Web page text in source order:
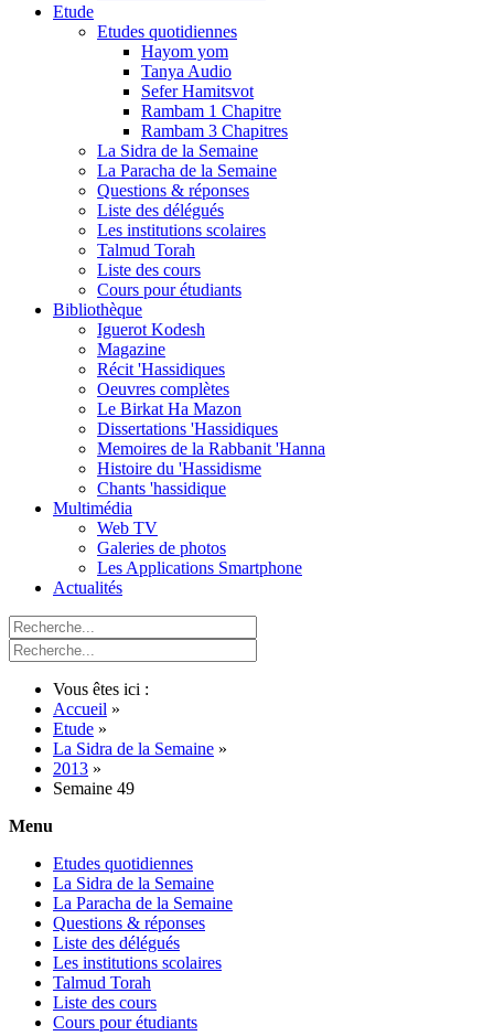
Etude
Etudes quotidiennes
Hayom yom
Tanya Audio
Sefer Hamitsvot
Rambam 1 Chapitre
Rambam 3 Chapitres
La Sidra de la Semaine
La Paracha de la Semaine
Questions & réponses
Liste des délégués
Les institutions scolaires
Talmud Torah
Liste des cours
Cours pour étudiants
Bibliothèque
Iguerot Kodesh
Magazine
Récit 'Hassidiques
Oeuvres complètes
Le Birkat Ha Mazon
Dissertations 'Hassidiques
Memoires de la Rabbanit 'Hanna
Histoire du 'Hassidisme
Chants 'hassidique
Multimédia
Web TV
Galeries de photos
Les Applications Smartphone
Actualités
Vous êtes ici :
Accueil »
Etude »
La Sidra de la Semaine »
2013 »
Semaine 49
Menu
Etudes quotidiennes
La Sidra de la Semaine
La Paracha de la Semaine
Questions & réponses
Liste des délégués
Les institutions scolaires
Talmud Torah
Liste des cours
Cours pour étudiants